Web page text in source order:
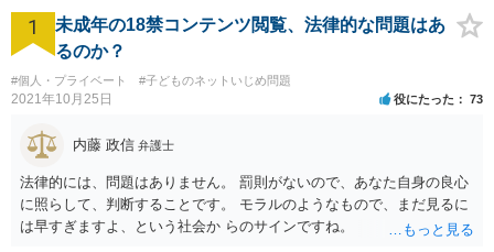
1
未成年の18禁コンテンツ閲覧、法律的な問題はあ
るのか？
#個人・プライベート #子どものネットいじめ問題
2021年10月25日 役にたった 73
内藤 政信 弁護士
法律的には、問題はありません。 罰則がないので、あなた自身の良心
に照らして、判断することです。 モラルのようなもので、まだ見るに
は早すぎますよ、という社会か らのサインですね。